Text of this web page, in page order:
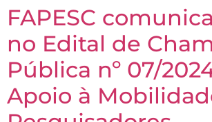
FAPESC
no Edital de
Pública nº 07/
Apoio à